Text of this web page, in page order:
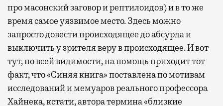
про масонский заговор и рептилоидов) и в то же
время самое уязвимое место. Здесь можно
запросто довести происходящее до абсурда и
выключить у зрителя веру в происходящее. И вот
тут, по всей видимости, на помощь приходит тот
факт, что «Синяя книга» поставлена по мотивам
исследований и мемуаров реального профессора
Хайнека, кстати, автора термина «близкие